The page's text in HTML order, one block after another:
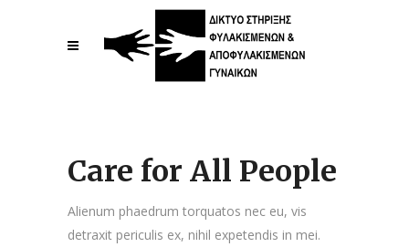
Care for All People
Alienum phaedrum torquatos nec eu, vis
detraxit periculis ex, nihil expetendis in mei.